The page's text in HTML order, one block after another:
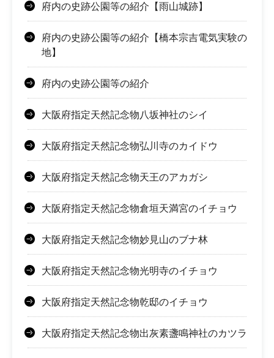
府内の史跡公園等の紹介【雨山城跡】
府内の史跡公園等の紹介【橋本宗吉電気実験の
地】
府内の史跡公園等の紹介
大阪府指定天然記念物八坂神社のシイ
大阪府指定天然記念物弘川寺のカイドウ
大阪府指定天然記念物天王のアカガシ
大阪府指定天然記念物倉垣天満宮のイチョウ
大阪府指定天然記念物妙見山のブナ林
大阪府指定天然記念物光明寺のイチョウ
大阪府指定天然記念物乾邸のイチョウ
大阪府指定天然記念物出灰素盞鳴神社のカツラ